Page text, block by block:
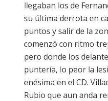
llegaban los de
su última derrota en
puntos y salir de la
comenzó con ritmo
pero donde los
puntería, lo peor la
enésima en el CD.
Rubio que aun anda